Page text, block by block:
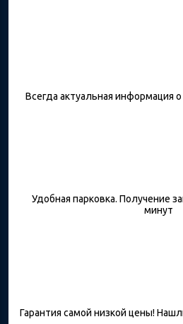
Всегда актуальная информация
Удобная парковка. Получение
минут
Гарантия самой низкой цены!